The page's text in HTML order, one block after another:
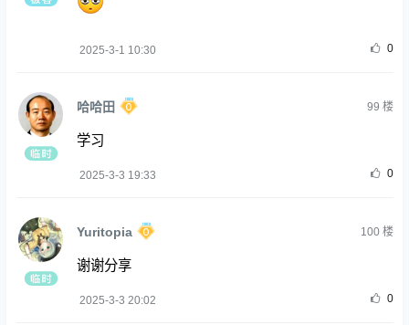
2025-3-1 10:30 0
哈哈田 99 楼
学习
2025-3-3 19:33 0
Yuritopia 100楼
谢谢分享
2025-3-3 20:02 0